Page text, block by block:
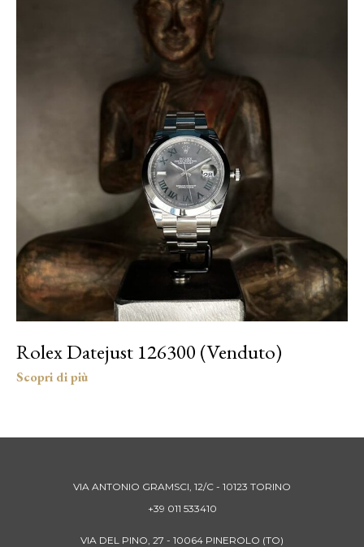
Rolex Datejust 126300 (Venduto)
VIA ANTONIO GRAMSCI, 12/C - 10123 TORINO
+39 011 533410
VIA DEL PINO, 27 - 10064 PINEROLO (TO)